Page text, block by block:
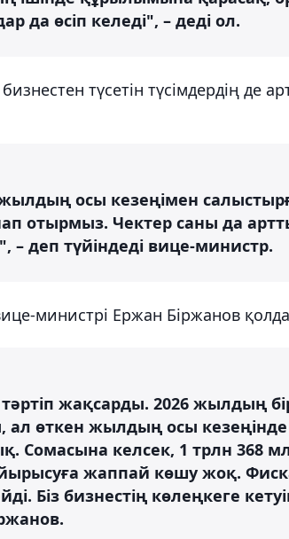
да өсіп келеді", – деді ол.
түсетін түсімдердің де
осы кезеңімен
отырмыз. Чектер саны да
– деп түйіндеді вице-министр.
министрі Ержан Біржанов
жақсарды. 2026 жылдың
ал өткен жылдың осы
Сомасына келсек, 1 трлн 368
жаппай көшу жоқ.
Біз бизнестің көлеңкеге